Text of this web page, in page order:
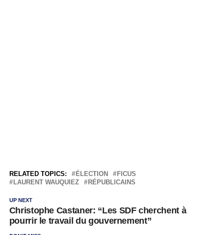
RELATED TOPICS: ÉLECTION
FICUS
LAURENT WAUQUIEZ
RÉPUBLICAINS
UP NEXT
Christophe Castaner: “Les SDF cherchent à
pourrir le travail du gouvernement”